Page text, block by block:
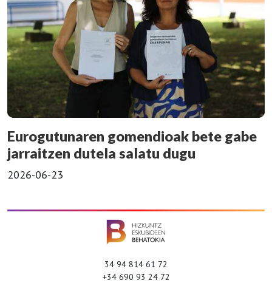
Eurogutunaren gomendioak bete gabe
jarraitzen dutela salatu dugu
2026-06-23
34 94 814 61 72
+34 690 93 24 72